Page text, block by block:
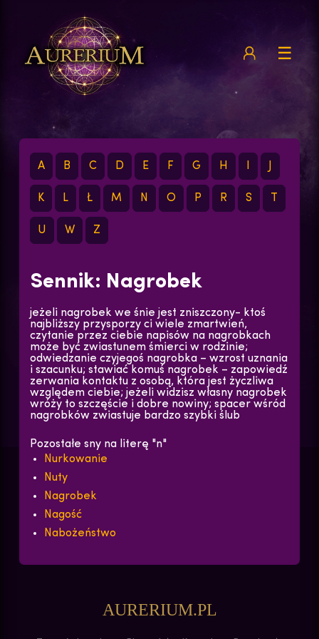
☰
A B C D E F G H
K L Ł M N O P R S
U W Z
Sennik: Nagrobek
jeżeli nagrobek we śnie jest zniszczony- ktoś
najbliższy przysporzy ci wiele zmartwień,
czytanie przez ciebie napisów na nagrobkach
może być zwiastunem śmierci w rodzinie;
odwiedzanie czyjegoś nagrobka – wzrost uznania
i szacunku; stawiać komuś nagrobek – zapowiedź
zerwania kontaktu z osobą, która jest życzliwa
względem ciebie; jeżeli widzisz własny nagrobek
wróży to szczęście i dobre nowiny; spacer wśród
nagrobków zwiastuje bardzo szybki ślub
Pozostałe sny na literę "n"
Nurkowanie
Nuty
Nagrobek
Nagość
Nabożeństwo
AURERIUM.PL